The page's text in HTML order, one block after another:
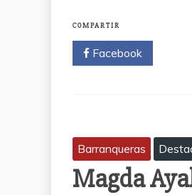
COMPARTIR
Facebook
Barranqueras
Magda